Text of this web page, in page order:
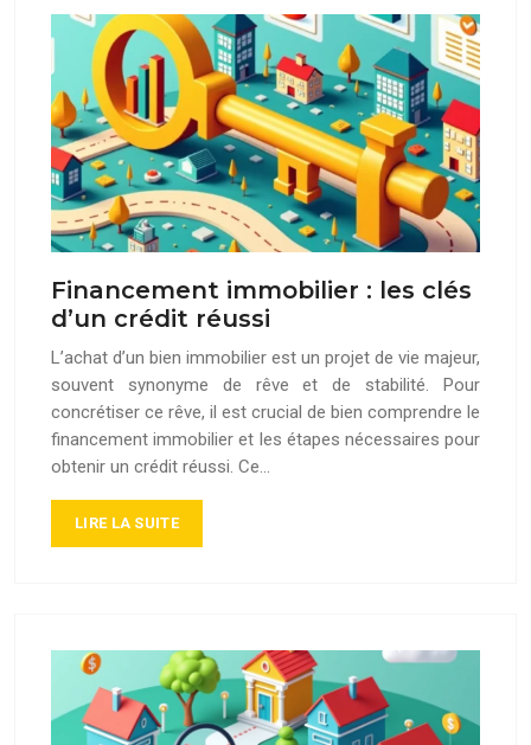
Financement immobilier : les clés
d’un crédit réussi
L’achat d’un bien immobilier est un projet de vie majeur,
souvent synonyme de rêve et de stabilité. Pour
concrétiser ce rêve, il est crucial de bien comprendre le
financement immobilier et les étapes nécessaires pour
obtenir un crédit réussi. Ce…
LIRE LA SUITE